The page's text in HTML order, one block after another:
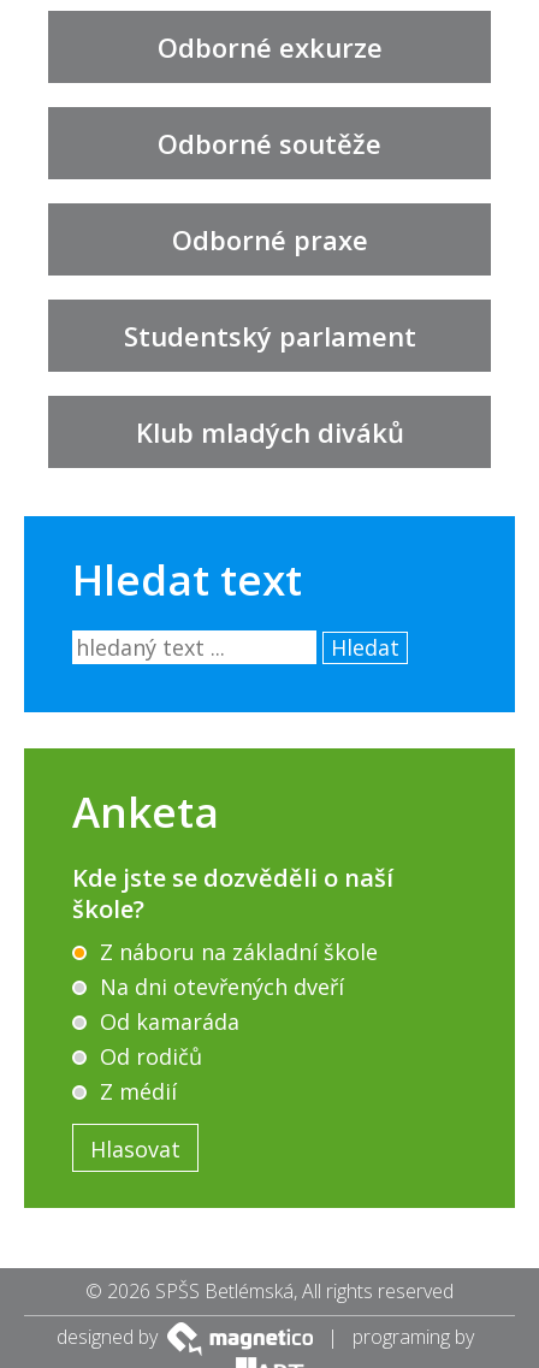
Odborné exkurze
Odborné soutěže
Odborné praxe
Studentský parlament
Klub mladých diváků
Hledat text
Hledat
Anketa
Kde jste se dozvěděli o naší
škole?
Z náboru na základní škole
Na dni otevřených dveří
Od kamaráda
Od rodičů
Z médií
© 2026 SPŠS Betlémská, All rights reserved
designed by
| programing by